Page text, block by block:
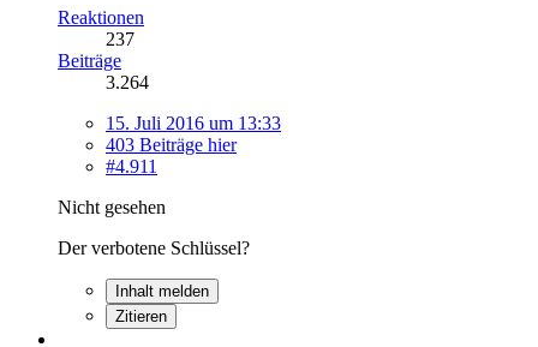
Reaktionen
237
Beiträge
3.264
15. Juli 2016 um 13:33
403 Beiträge hier
#4.911
Nicht gesehen
Der verbotene Schlüssel?
Inhalt melden
Zitieren